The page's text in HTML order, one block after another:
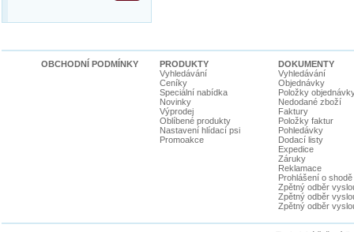
OBCHODNÍ PODMÍNKY
PRODUKTY
Vyhledávání
Ceníky
Speciální nabídka
Novinky
Výprodej
Oblíbené produkty
Nastavení hlídací psi
Promoakce
DOKUMENTY
Vyhledávání
Objednávky
Položky
Nedodané zboží
Faktury
Položky faktur
Pohledávky
Dodací listy
Expedice
Záruky
Reklamace
Prohlášení o shodě
Zpětný odběr
Zpětný odběr
Zpětný odběr